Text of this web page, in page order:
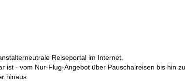
Reiseportal im Internet.
ist - vom Nur-Flug-Angebot über Pauschalreisen bis hin
hinaus.